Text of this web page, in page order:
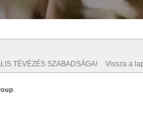
TÉVÉZÉS SZABADSÁGA! Vissza a